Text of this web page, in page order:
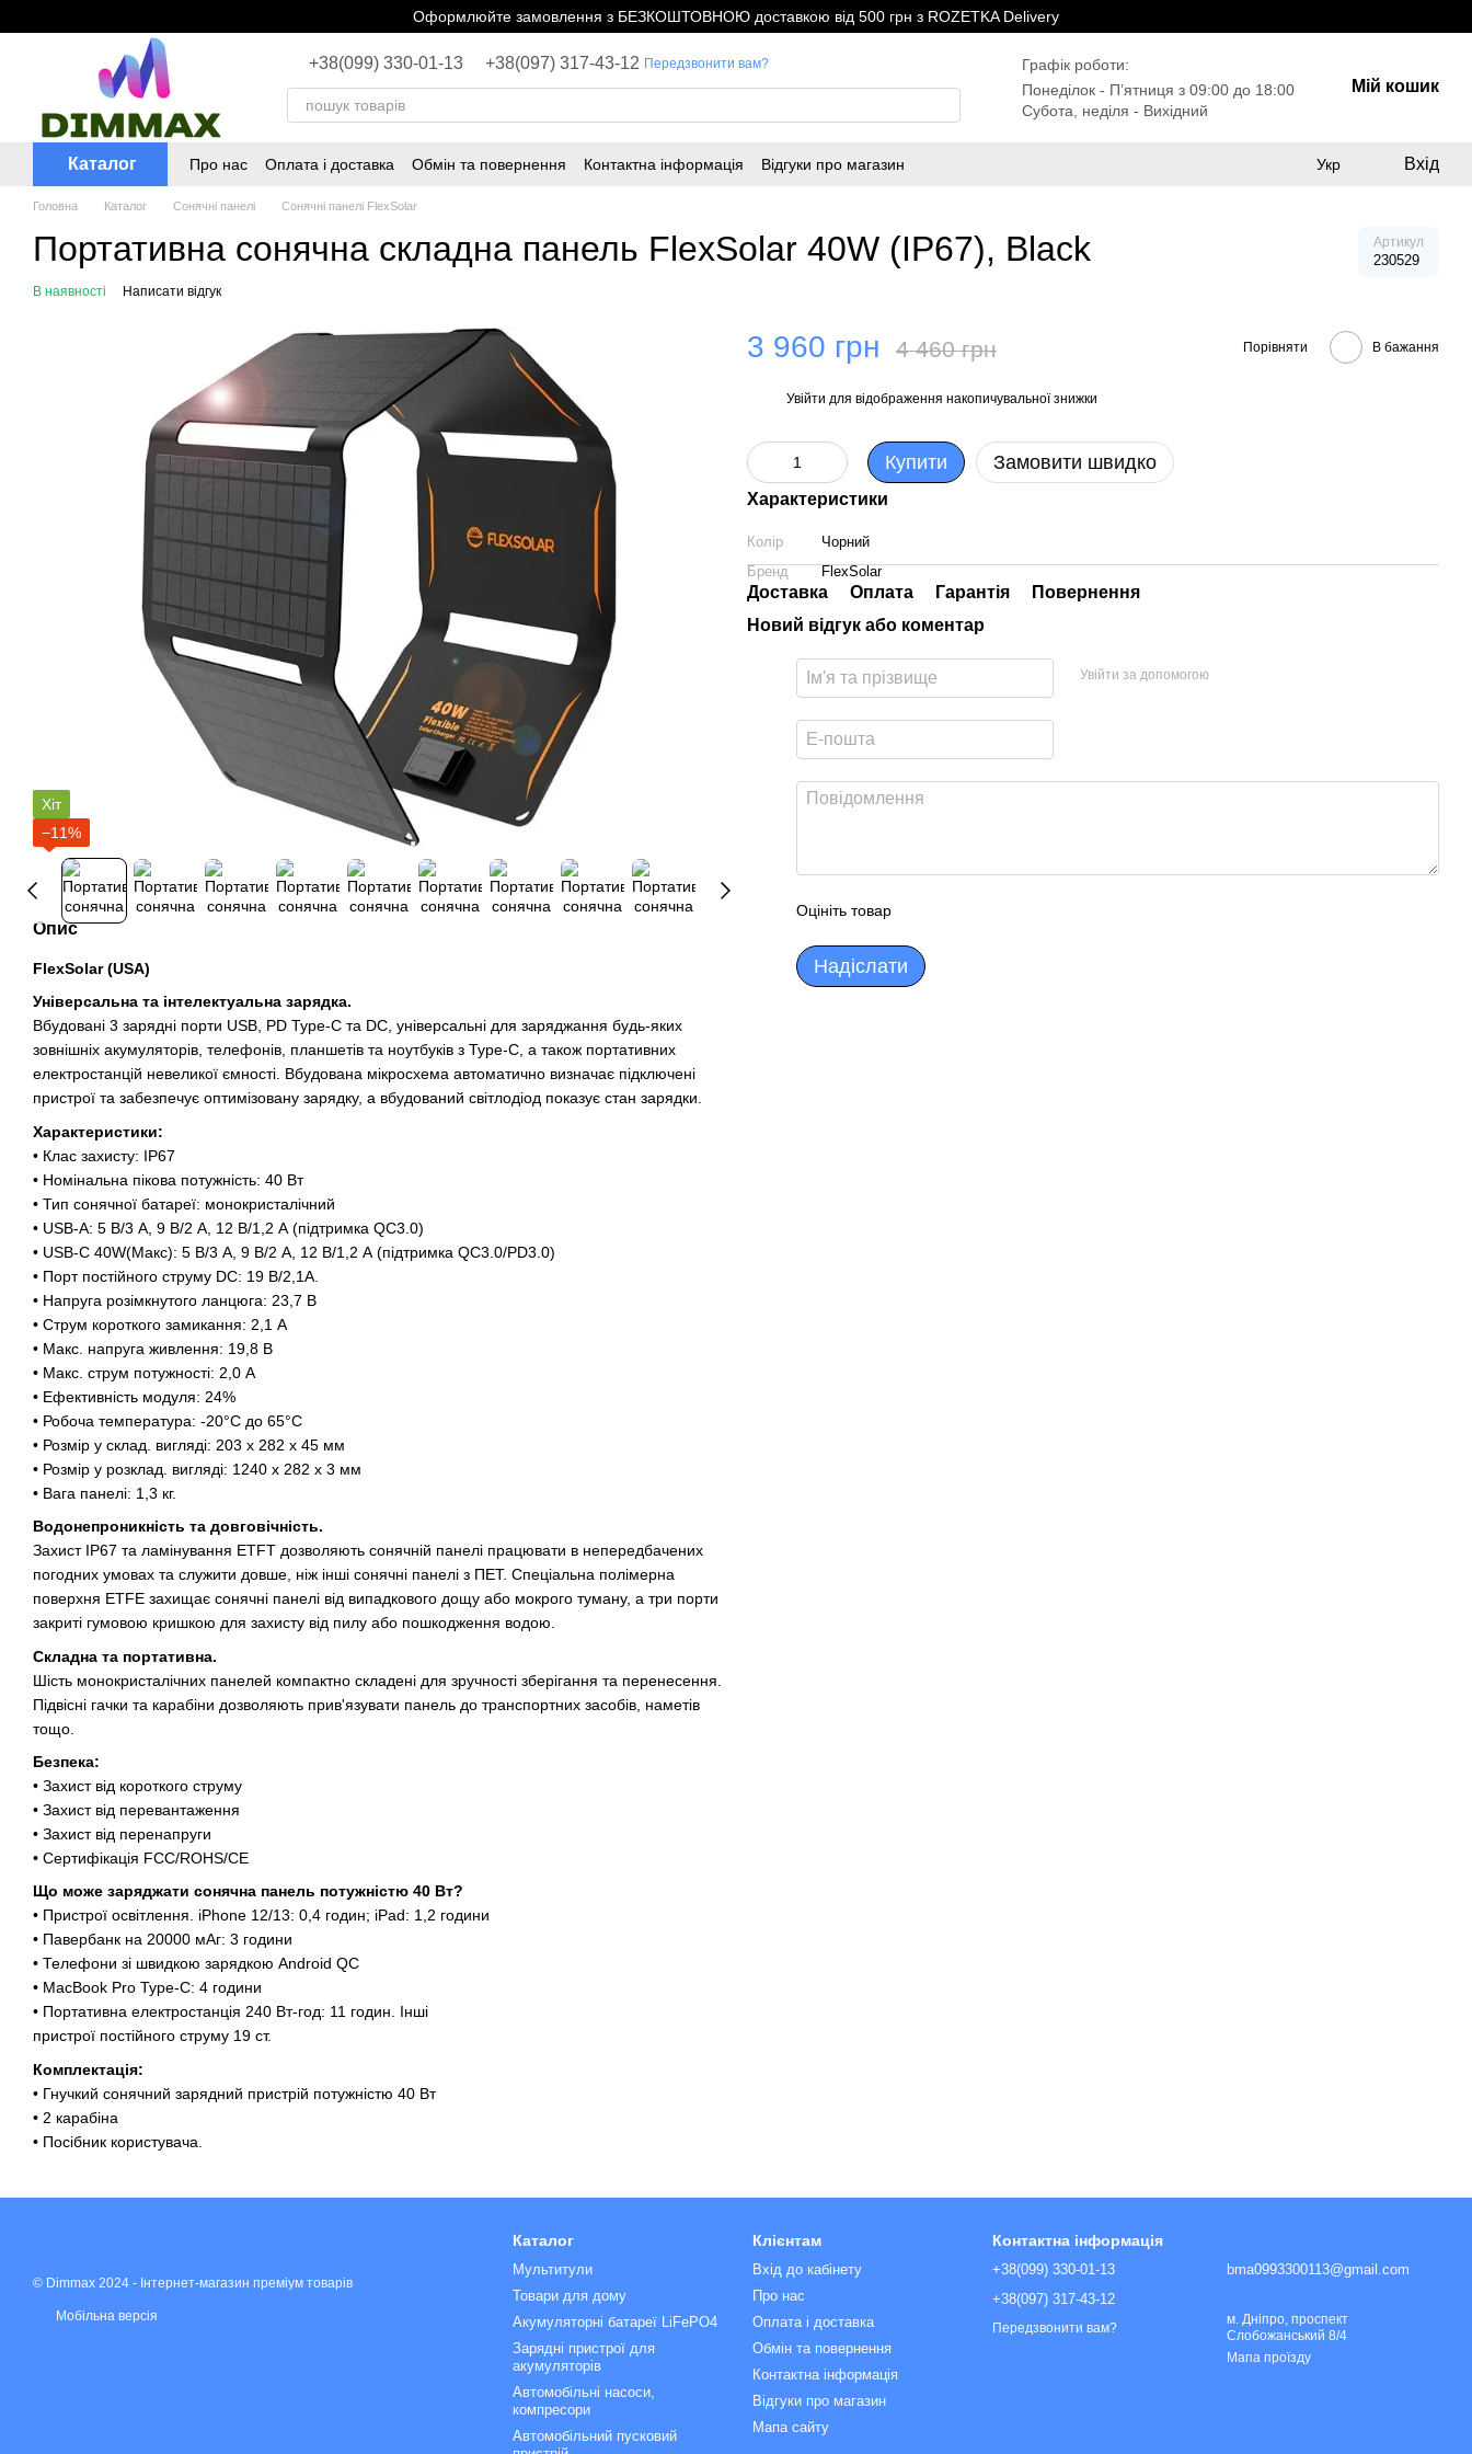
Оформлюйте замовлення з БЕЗКОШТОВНОЮ доставкою від 500 грн з ROZETKA Delivery
+38(099) 330-01-13 +38(097) 317-43-12 Передзвонити вам?
Графік роботи:
Понеділок - Пʼятниця з 09:00 до 18:00
Субота, неділя - Вихідний
Мій кошик
Каталог Про нас Оплата і доставка Обмін та повернення Контактна інформація Відгуки про магазин Укр Вхід
Головна Каталог Сонячні панелі Сонячні панелі FlexSolar
Портативна сонячна складна панель FlexSolar 40W (IP67), Black Артикул
230529
В наявності Написати відгук
Хіт
−11%
Опис
FlexSolar (USA)
Універсальна та інтелектуальна зарядка.
Вбудовані 3 зарядні порти USB, PD Type-C та DC, універсальні для заряджання будь-яких
зовнішніх акумуляторів, телефонів, планшетів та ноутбуків з Type-C, а також портативних
електростанцій невеликої ємності. Вбудована мікросхема автоматично визначає підключені
пристрої та забезпечує оптимізовану зарядку, а вбудований світлодіод показує стан зарядки.
Характеристики:
• Клас захисту: IP67
• Номінальна пікова потужність: 40 Вт
• Тип сонячної батареї: монокристалічний
• USB-A: 5 В/3 А, 9 В/2 А, 12 В/1,2 А (підтримка QC3.0)
• USB-C 40W(Макс): 5 В/3 А, 9 В/2 А, 12 В/1,2 А (підтримка QC3.0/PD3.0)
• Порт постійного струму DC: 19 В/2,1А.
• Напруга розімкнутого ланцюга: 23,7 В
• Струм короткого замикання: 2,1 А
• Макс. напруга живлення: 19,8 В
• Макс. струм потужності: 2,0 А
• Ефективність модуля: 24%
• Робоча температура: -20°C до 65°C
• Розмір у склад. вигляді: 203 x 282 x 45 мм
• Розмір у розклад. вигляді: 1240 x 282 x 3 мм
• Вага панелі: 1,3 кг.
Водонепроникність та довговічність.
Захист IP67 та ламінування ETFT дозволяють сонячній панелі працювати в непередбачених
погодних умовах та служити довше, ніж інші сонячні панелі з ПЕТ. Спеціальна полімерна
поверхня ETFE захищає сонячні панелі від випадкового дощу або мокрого туману, а три порти
закриті гумовою кришкою для захисту від пилу або пошкодження водою.
Складна та портативна.
Шість монокристалічних панелей компактно складені для зручності зберігання та перенесення.
Підвісні гачки та карабіни дозволяють прив'язувати панель до транспортних засобів, наметів
тощо.
Безпека:
• Захист від короткого струму
• Захист від перевантаження
• Захист від перенапруги
• Сертифікація FCC/ROHS/CE
Що може заряджати сонячна панель потужністю 40 Вт?
• Пристрої освітлення. iPhone 12/13: 0,4 годин; iPad: 1,2 години
• Павербанк на 20000 мАг: 3 години
• Телефони зі швидкою зарядкою Android QC
• MacBook Pro Type-C: 4 години
• Портативна електростанція 240 Вт-год: 11 годин. Інші
пристрої постійного струму 19 ст.
Комплектація:
• Гнучкий сонячний зарядний пристрій потужністю 40 Вт
• 2 карабіна
• Посібник користувача.
3 960 грн 4 460 грн Порівняти В бажання
Увійти для відображення накопичувальної знижки
Купити Замовити швидко
Характеристики
Колір
Чорний
Бренд
FlexSolar
Доставка Оплата Гарантія
Повернення
Новий відгук або коментар
Увійти за допомогою
Оцініть товар
Надіслати
© Dimmax 2024 - Інтернет-магазин преміум товарів
Мобільна версія
Каталог
Мультитули
Товари для дому
Акумуляторні батареї LiFePO4
Зарядні пристрої для
акумуляторів
Автомобільні насоси,
компресори
Автомобільний пусковий
Клієнтам
Вхід до кабінету
Про нас
Оплата і доставка
Обмін та повернення
Контактна інформація
Відгуки про магазин
Мапа сайту
Контактна інформація
+38(099) 330-01-13
+38(097) 317-43-12
Передзвонити вам?
bma0993300113@gmail.com
м. Дніпро, проспект
Слобожанський 8/4
Мапа проїзду